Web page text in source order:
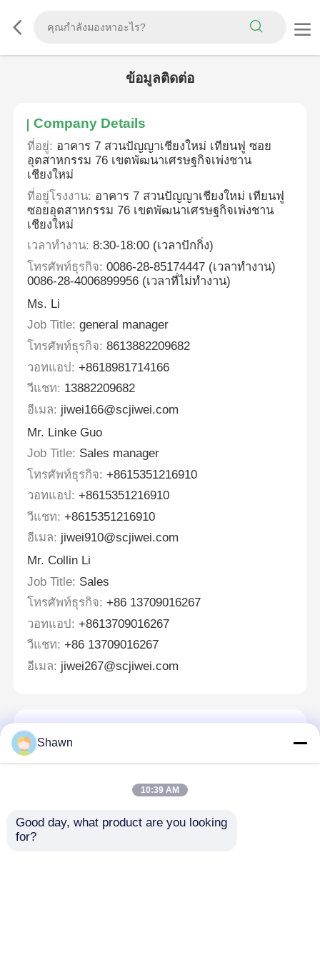
ข้อมูลติดต่อ
Company Details
ที่อยู่: อาคาร 7 สวนปัญญาเชียงใหม่ เทียนฟู ซอย
อุตสาหกรรม 76 เขตพัฒนาเศรษฐกิจเพ่งชาน
เชียงใหม่
ที่อยู่โรงงาน: อาคาร 7 สวนปัญญาเชียงใหม่ เทียนฟู
ซอยอุตสาหกรรม 76 เขตพัฒนาเศรษฐกิจเพ่งชาน
เชียงใหม่
เวลาทํางาน: 8:30-18:00 (เวลาปักกิ่ง)
โทรศัพท์ธุรกิจ: 0086-28-85174447 (เวลาทำงาน)
0086-28-4006899956 (เวลาที่ไม่ทำงาน)
Ms. Li
Job Title: general manager
โทรศัพท์ธุรกิจ: 8613882209682
วอทแอป: +8618981714166
วีแชท: 13882209682
อีเมล: jiwei166@scjiwei.com
Mr. Linke Guo
Job Title: Sales manager
โทรศัพท์ธุรกิจ: +8615351216910
วอทแอป: +8615351216910
วีแชท: +8615351216910
อีเมล: jiwei910@scjiwei.com
Mr. Collin Li
Job Title: Sales
โทรศัพท์ธุรกิจ: +86 13709016267
วอทแอป: +8613709016267
วีแชท: +86 13709016267
อีเมล: jiwei267@scjiwei.com
Shawn
10:39 AM
Good day, what product are you looking
for?